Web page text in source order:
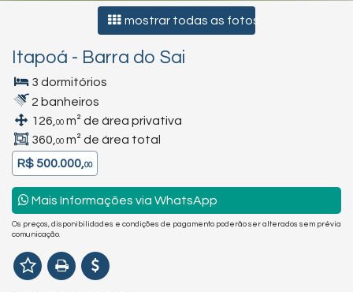
mostrar todas as fotos
Itapoá - Barra do Sai
3 dormitórios
2 banheiros
126, 00 m² de área privativa
360, 00 m² de área total
R$ 500.000,00
Mais Informações via WhatsApp
Os preços, disponibilidades e condições de pagamento poderão ser alterados sem prévia
comunicação.